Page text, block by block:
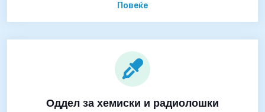
Повеќе
Оддел за хемиски и радиолошки